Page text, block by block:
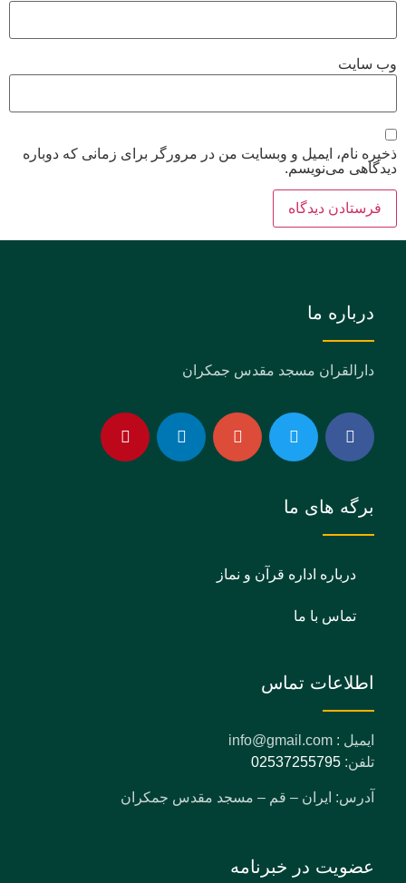
وب‌ سایت
ذخیره نام، ایمیل و وبسایت من در مرورگر برای زمانی که دوباره
دیدگاهی می‌نویسم.
درباره ما
دارالقران مسجد مقدس جمکران
برگه های ما
درباره اداره قرآن و نماز
تماس با ما
اطلاعات تماس
ایمیل : info@gmail.com
تلفن: 02537255795
آدرس: ایران – قم – مسجد مقدس جمکران
عضویت در خبرنامه